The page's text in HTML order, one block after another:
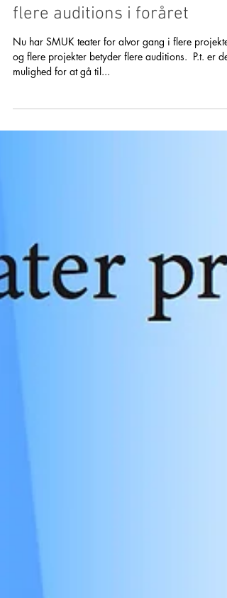
SMUK teater er på vej med
flere auditions i foråret
Nu har SMUK teater for alvor gang i flere
og flere projekter betyder flere auditions. ​ P.t. er der